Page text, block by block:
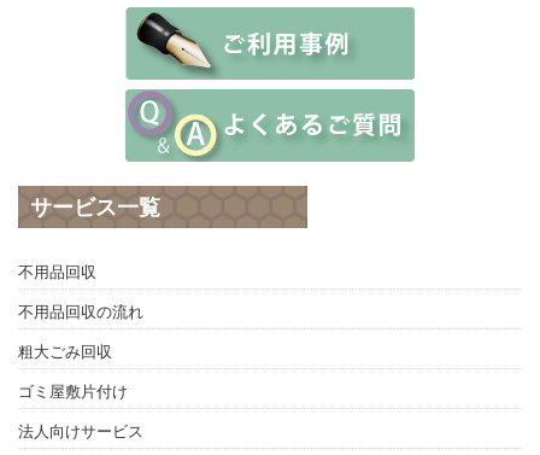
サービス一覧
不用品回収
不用品回収の流れ
粗大ごみ回収
ゴミ屋敷片付け
法人向けサービス